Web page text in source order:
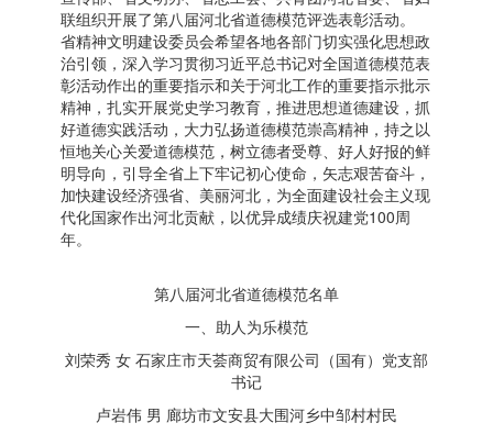
联组织开展了第八届河北省道德模范评选表彰活动。
省精神文明建设委员会希望各地各部门切实强化思想政
治引领，深入学习贯彻习近平总书记对全国道德模范表
彰活动作出的重要指示和关于河北工作的重要指示批示
精神，扎实开展党史学习教育，推进思想道德建设，抓
好道德实践活动，大力弘扬道德模范崇高精神，持之以
恒地关心关爱道德模范，树立德者受尊、好人好报的鲜
明导向，引导全省上下牢记初心使命，矢志艰苦奋斗，
加快建设经济强省、美丽河北，为全面建设社会主义现
代化国家作出河北贡献，以优异成绩庆祝建党100周
年。
第八届河北省道德模范名单
一、助人为乐模范
刘荣秀 女 石家庄市天荟商贸有限公司（国有）党支部
书记
卢岩伟 男 廊坊市文安县大围河乡中邹村村民